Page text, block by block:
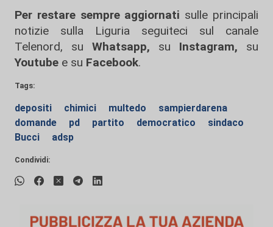
Per restare sempre aggiornati sulle principali
notizie sulla Liguria seguiteci sul canale
Telenord, su
Whatsapp, su Instagram, su
Youtube e su Facebook.
Tags:
depositi chimici multedo
sampierdarena
domande
pd partito democratico
sindaco
Bucci
adsp
Condividi: